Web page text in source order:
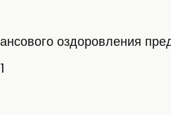
оздоровления